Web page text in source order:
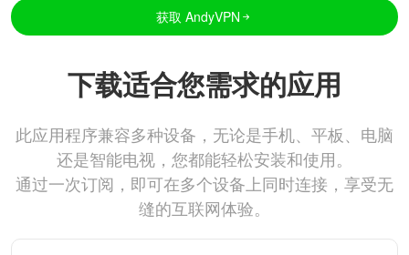
获取 AndyVPN
下载适合您需求的应用
此应用程序兼容多种设备，无论是手机、平板、电脑
还是智能电视，您都能轻松安装和使用。
通过一次订阅，即可在多个设备上同时连接，享受无
缝的互联网体验。